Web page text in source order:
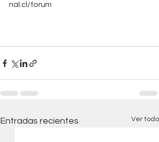
nal.cl/forum
Entradas recientes Ver todo